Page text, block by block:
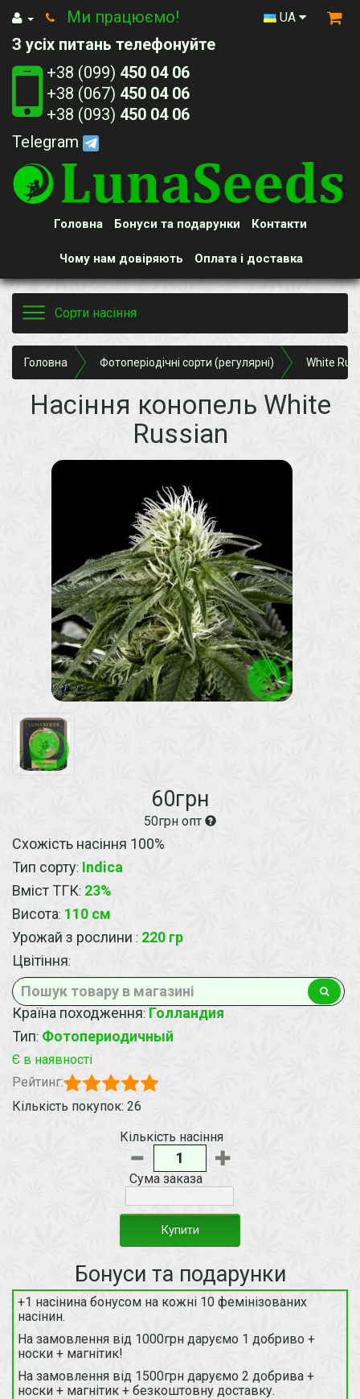
UA
Ми працюємо!
З усіх питань телефонуйте
+38 (099) 450 04 06
+38 (067) 450 04 06
+38 (093) 450 04 06
Telegram
Головна
Чому нам довіряють
Контакти
Бонуси та подарунки
Оплата і доставка
Toggle
navigation
Сорти насіння
Головна Фотоперіодічні сорти (регулярні) White
Насіння конопель White
Russian
60грн
50грн опт
Схожість насіння 100%
Тип сорту: Indica
Вміст ТГК: 23%
Висота: 110 см
Урожай з рослини : 220 гр
Цвітіння:
Країна походження: Голландия
Тип: Фотопериодичный
Є в наявності
Рейтинг:
Кількість покупок: 26
Кількість насіння
Сума заказа
Купити
Бонуси та подарунки
+1 насінина бонусом на кожні 10 фемінізованих
насінин.
На замовлення від 1000грн даруємо 1 добриво +
носки + магнітик!
На замовлення від 1500грн даруємо 2 добрива +
носки + магнітик + безкоштовну доставку.